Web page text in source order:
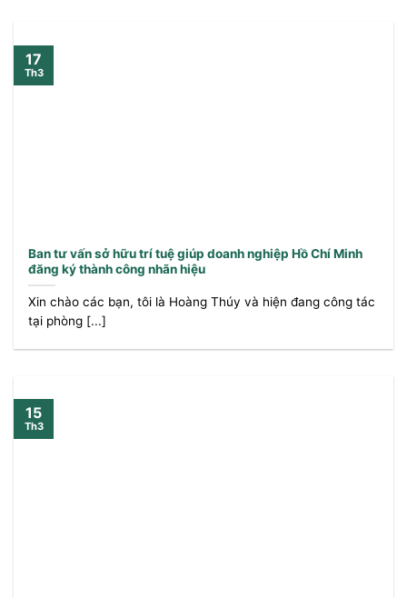
Ban tư vấn sở hữu trí tuệ giúp doanh nghiệp Hồ Chí Minh
đăng ký thành công nhãn hiệu
Xin chào các bạn, tôi là Hoàng Thúy và hiện đang công tác
tại phòng [...]
17
Th3
15
Th3